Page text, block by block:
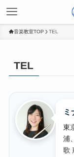
音楽教室TOP TEL
TEL
ミ
東
浦
歌